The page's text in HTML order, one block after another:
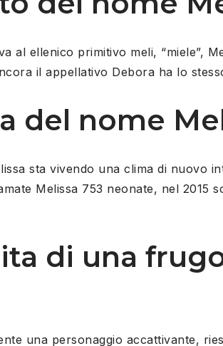
al ellenico primitivo meli, “miele”,
il appellativo Debora ha lo
del nome
sta vivendo una clima di nuovo
Melissa 753 neonate, nel 2015
di una
una personaggio accattivante,